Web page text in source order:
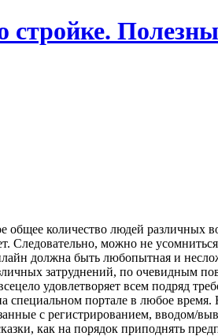
стройке.
количество людей различных
Следовательно, можно не
должна быть любопытная и
затруднений, по
удовлетворяет всем подряд
портале в любое
с регистрированием, вводом/
как на порядок приподнять